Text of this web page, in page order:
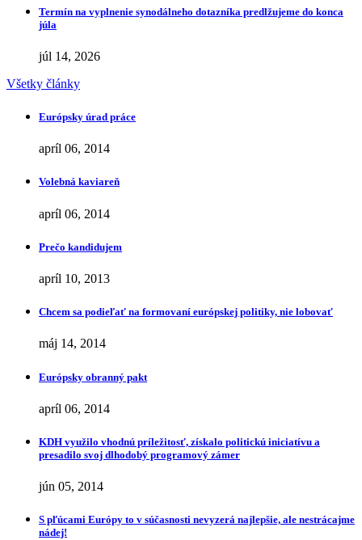
Termín na vyplnenie synodálneho dotazníka predlžujeme do konca
júla
júl 14, 2026
Všetky články
Európsky úrad práce
apríl 06, 2014
Volebná kaviareň
apríl 06, 2014
Prečo kandidujem
apríl 10, 2013
Chcem sa podieľať na formovaní európskej politiky, nie lobovať
máj 14, 2014
Európsky obranný pakt
apríl 06, 2014
KDH využilo vhodnú príležitosť, získalo politickú iniciatívu a
presadilo svoj dlhodobý programový zámer
jún 05, 2014
S pľúcami Európy to v súčasnosti nevyzerá najlepšie, ale nestrácajme
nádej!